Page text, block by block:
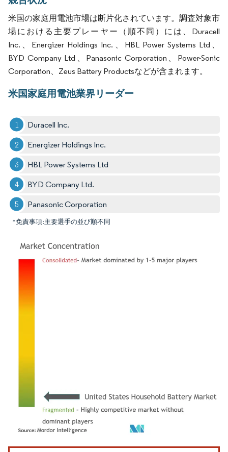
米国の家庭用電池市場は断片化されています。調査対象市
場における主要プレーヤー（順不同）には、Duracell
Inc.、Energizer Holdings Inc.、HBL Power Systems Ltd、
BYD Company Ltd、Panasonic Corporation、Power-Sonic
Corporation、Zeus Battery Productsなどが含まれます。
米国家庭用電池業界リーダー
Duracell Inc.
Energizer Holdings Inc.
HBL Power Systems Ltd
BYD Company Ltd.
Panasonic Corporation
*免責事項:主要選手の並び順不同
画像 © Mordor Intelligence。再利用にはCC BY 4.0の表示が必要です。